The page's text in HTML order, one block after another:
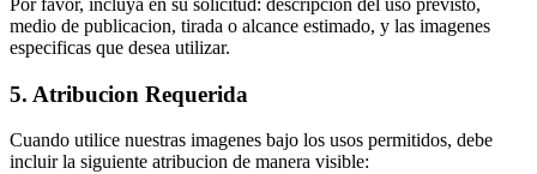
medio de publicacion, tirada o alcance estimado, y las imagenes
especificas que desea utilizar.
5. Atribucion Requerida
Cuando utilice nuestras imagenes bajo los usos permitidos, debe
incluir la siguiente atribucion de manera visible: